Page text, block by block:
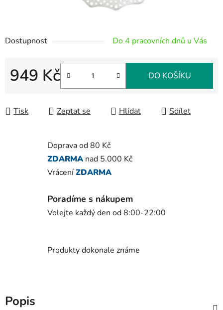
Dostupnost Do 4 pracovních dnů u Vás
949 Kč DO KOŠÍKU
Tisk Zeptat se Hlídat Sdílet
Doprava od 80 Kč
ZDARMA nad 5.000 Kč
VráceníZDARMA
Poradíme s nákupem
Volejte každý den od 8:00-22:00
Produkty dokonale známe
Popis